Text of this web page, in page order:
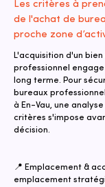
Les critères à
de l'achat de
proche zone
L'acquisition d'un
professionnel
long terme. Pour
bureaux
à En-Vau, une
critères s'impose
décision.
📍 Emplacement &
emplacement